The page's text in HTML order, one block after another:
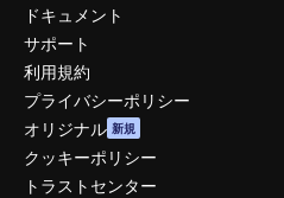
ドキュメント
サポート
利用規約
プライバシーポリシー
オリジナル 新規
クッキーポリシー
トラストセンター